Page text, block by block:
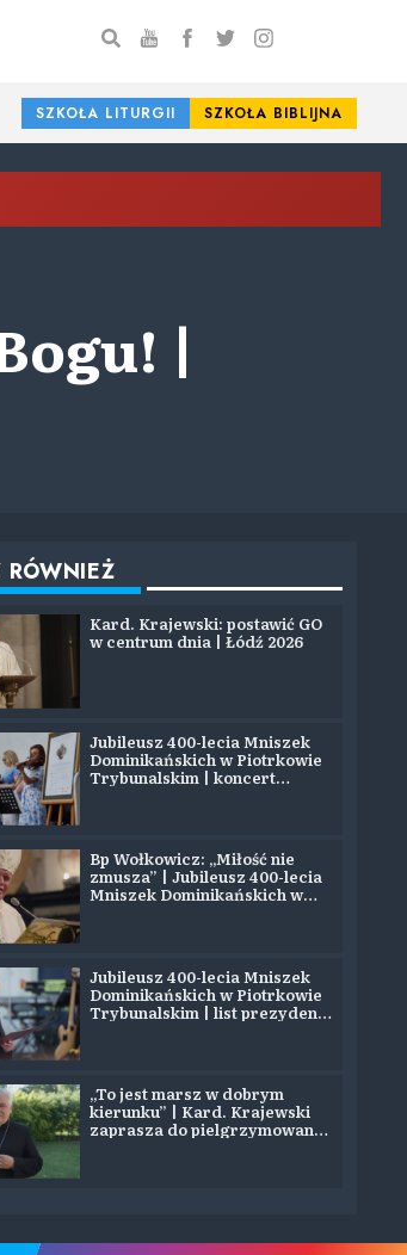
SZKOŁA LITURGII SZKOŁA BIBLIJNA
|
RÓWNIEŻ
Kard. Krajewski: postawić GO
w centrum dnia | Łódź 2026
Jubileusz 400-lecia Mniszek
Dominikańskich w Piotrkowie
Trybunalskim | koncert
Bp Wołkowicz: „Miłość nie
zmusza” | Jubileusz 400-lecia
Mniszek Dominikańskich w
Jubileusz 400-lecia Mniszek
Dominikańskich w Piotrkowie
Trybunalskim | list prezydenta
„To jest marsz w dobrym
kierunku” | Kard. Krajewski
zaprasza do pielgrzymowania